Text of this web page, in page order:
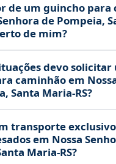
de um guincho para
de Pompeia,
de mim?
devo solicitar
caminhão em
Santa Maria‑RS?
transporte
em Nossa
Maria‑RS?